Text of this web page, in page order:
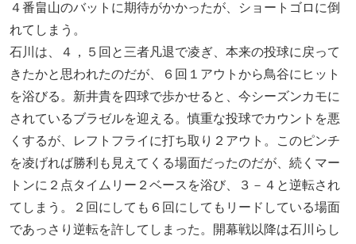
４番畠山のバットに期待がかかったが、ショートゴロに倒
れてしまう。
石川は、４，５回と三者凡退で凌ぎ、本来の投球に戻って
きたかと思われたのだが、６回１アウトから鳥谷にヒット
を浴びる。新井貴を四球で歩かせると、今シーズンカモに
されているブラゼルを迎える。慎重な投球でカウントを悪
くするが、レフトフライに打ち取り２アウト。このピンチ
を凌げれば勝利も見えてくる場面だったのだが、続くマー
トンに２点タイムリー２ベースを浴び、３－４と逆転され
てしまう。２回にしても６回にしてもリードしている場面
であっさり逆転を許してしまった。開幕戦以降は石川らし